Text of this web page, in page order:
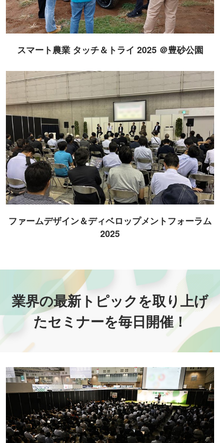
スマート農業 タッチ＆トライ 2025 ＠豊砂公園
ファームデザイン＆ディベロップメントフォーラム
2025
業界の最新トピックを取り上げ
たセミナーを毎日開催！